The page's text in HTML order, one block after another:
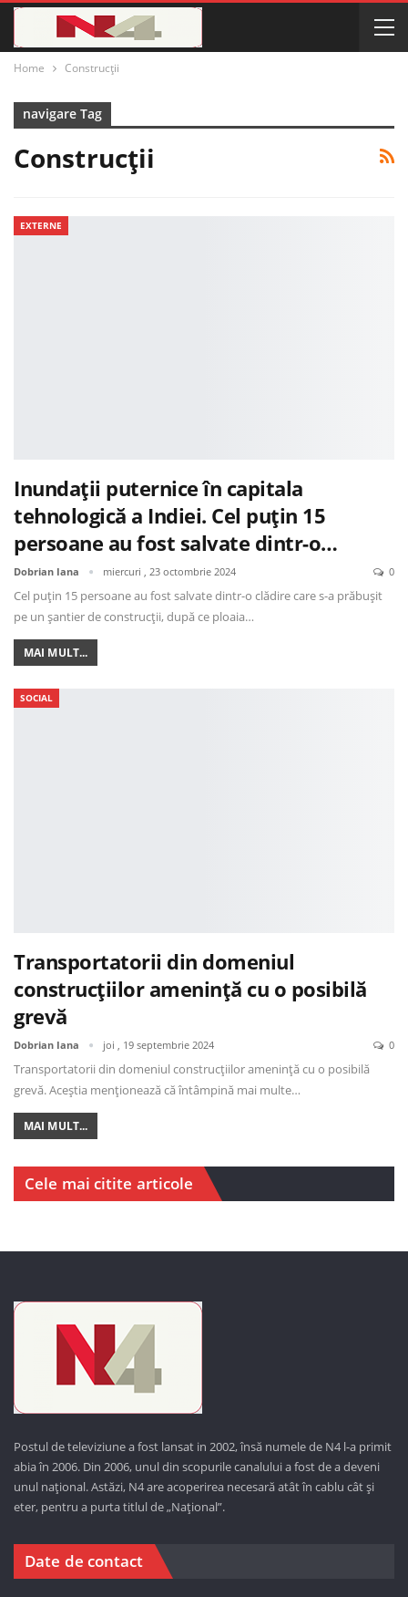
Home Construcții
navigare Tag
Construcții
EXTERNE
Inundații puternice în capitala
tehnologică a Indiei. Cel puțin 15
persoane au fost salvate dintr-o…
Dobrian Iana miercuri , 23 octombrie 2024 0
Cel puțin 15 persoane au fost salvate dintr-o clădire care s-a prăbușit
pe un șantier de construcții, după ce ploaia…
MAI MULT...
SOCIAL
Transportatorii din domeniul
construcțiilor amenință cu o posibilă
grevă
Dobrian Iana joi , 19 septembrie 2024 0
Transportatorii din domeniul construcțiilor amenință cu o posibilă
grevă. Aceștia menționează că întâmpină mai multe…
MAI MULT...
Cele mai citite articole
Postul de televiziune a fost lansat in 2002, însă numele de N4 l-a primit
abia în 2006. Din 2006, unul din scopurile canalului a fost de a deveni
unul național. Astăzi, N4 are acoperirea necesară atât în cablu cât și
eter, pentru a purta titlul de „Național”.
Date de contact